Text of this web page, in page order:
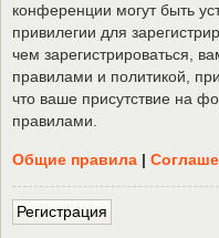
конференции могут быть
привилегии для
чем зарегистрироваться,
правилами и политикой,
что ваше присутствие на
правилами.
Общие правила |
Регистрация